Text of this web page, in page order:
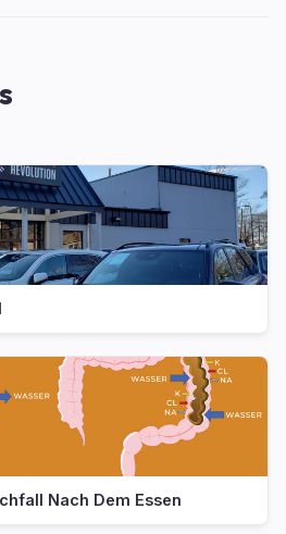
Nach Dem Essen